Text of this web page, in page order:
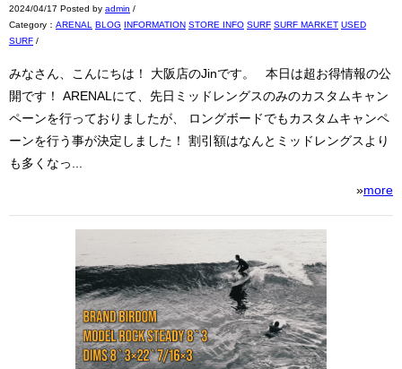
2024/04/17 Posted by admin /
Category： ARENAL BLOG INFORMATION STORE INFO SURF SURF MARKET USED
SURF /
みなさん、こんにちは！ 大阪店のJinです。 本日は超お得情報の公
開です！ ARENALにて、先日ミッドレングスのみのカスタムキャン
ペーンを行っておりましたが、 ロングボードでもカスタムキャンペ
ーンを行う事が決定しました！ 割引額はなんとミッドレングスより
も多くなっ...
»more